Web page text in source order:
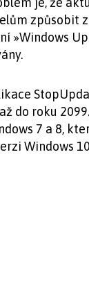
způsobit
»Windows
do roku
7 a 8,
Windows